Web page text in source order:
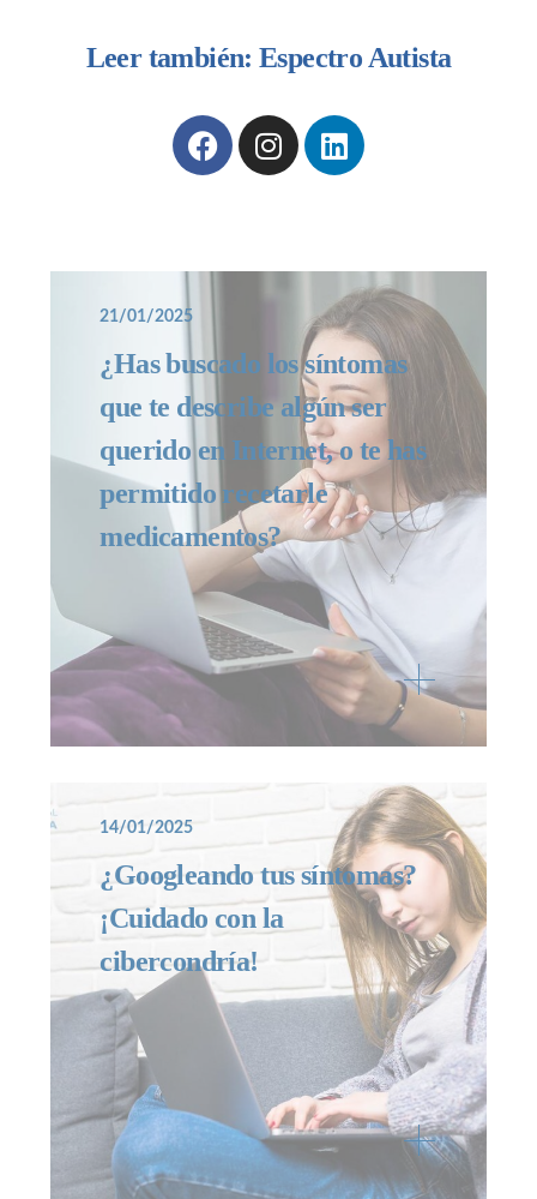
Leer también: Espectro Autista
21/01/2025
¿Has buscado los síntomas
que te describe algún ser
querido en Internet, o te has
permitido recetarle
medicamentos?
14/01/2025
¿Googleando tus síntomas?
¡Cuidado con la
cibercondría!